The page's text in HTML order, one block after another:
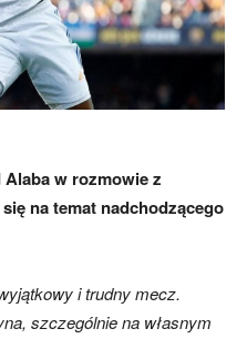
w rozmowie z
na temat nadchodzącego
i trudny mecz.
szczególnie na własnym